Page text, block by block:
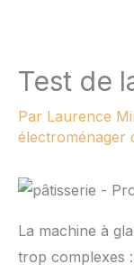
Test de
Par Laurence
électroménager
La machine à
trop complexes